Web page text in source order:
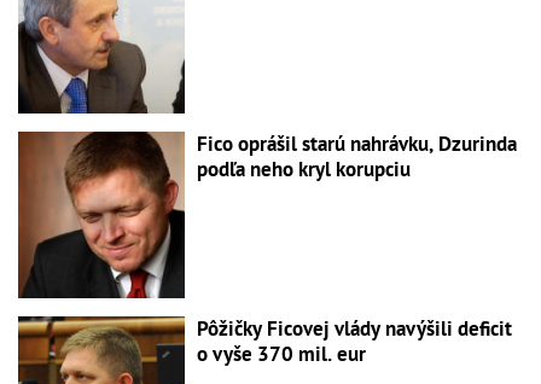
Fico oprášil starú nahrávku, Dzurinda
podľa neho kryl korupciu
Pôžičky Ficovej vlády navýšili deficit
o vyše 370 mil. eur